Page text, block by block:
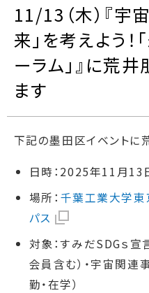
11/13（木）『宇
来」を考えよう
ーラム」』に荒
ます
下記の墨田区イベントに
日時：2025年11月
場所： 千葉工業大学東
パス
対象：すみだSDGｓ宣
会員含む）・宇宙関連
勤・在学）